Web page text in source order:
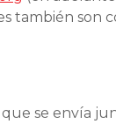
también
se envía